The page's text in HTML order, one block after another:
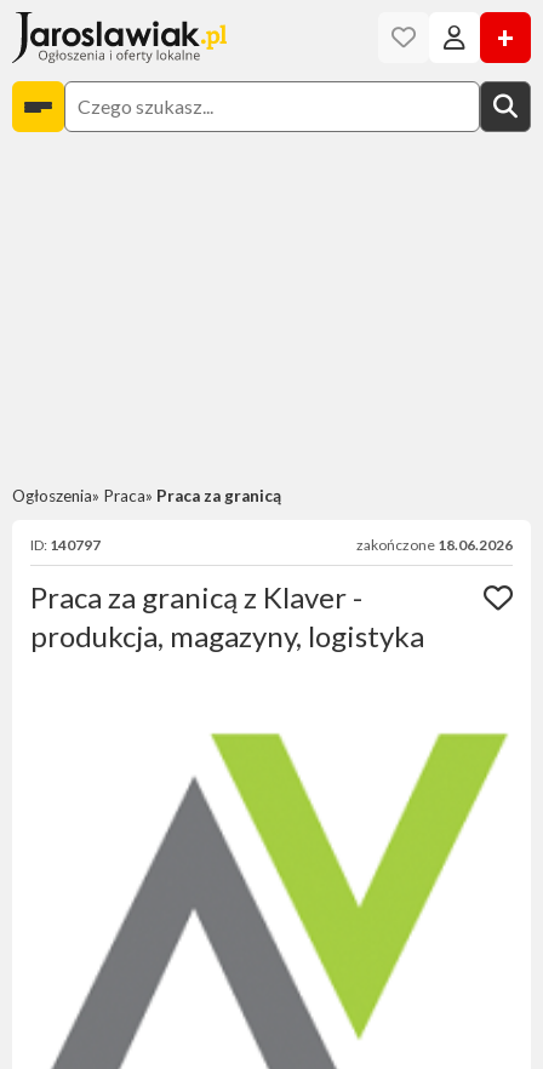
+
Ogłoszenia Praca Praca za granicą
ID: 140797 zakończone 18.06.2026
Praca za granicą z Klaver -
produkcja, magazyny, logistyka